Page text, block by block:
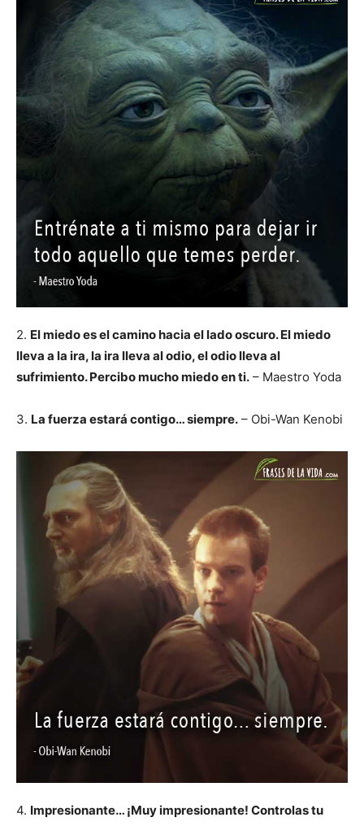
2. El miedo es el camino hacia el lado oscuro. El miedo
lleva a la ira, la ira lleva al odio, el odio lleva al
sufrimiento. Percibo mucho miedo en ti. – Maestro Yoda
3. La fuerza estará contigo… siempre. – Obi-Wan Kenobi
4. Impresionante… ¡Muy impresionante! Controlas tu